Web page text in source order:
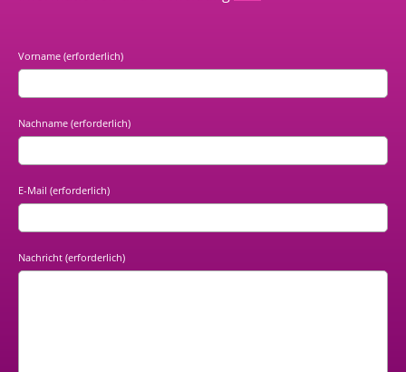
Vorname (erforderlich)
Nachname (erforderlich)
E-Mail (erforderlich)
Nachricht (erforderlich)